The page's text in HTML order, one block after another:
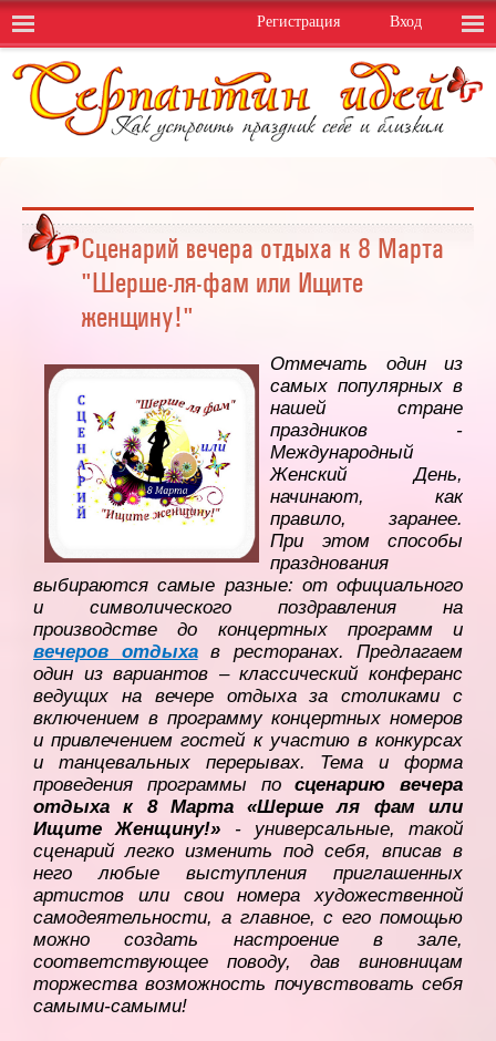
Вход
Регистрация
Сценарий вечера отдыха к 8 Марта
"Шерше-ля-фам или Ищите
женщину!"
Отмечать один из
самых популярных в
нашей стране
праздников -
Международный
Женский День,
начинают, как
правило, заранее.
При этом способы
празднования
выбираются самые разные: от официального
и символического поздравления на
производстве до концертных программ и
вечеров отдыхав ресторанах. Предлагаем
один из вариантов – классический конферанс
ведущих на вечере отдыха за столиками с
включением в программу концертных номеров
и привлечением гостей к участию в конкурсах
и танцевальных перерывах. Тема и форма
проведения программы посценарию вечера
отдыха к 8 Марта «Шерше ля фам или
Ищите Женщину!» - универсальные, такой
сценарий легко изменить под себя, вписав в
него любые выступления приглашенных
артистов или свои номера художественной
самодеятельности, а главное, с его помощью
можно создать настроение в зале,
соответствующее поводу, дав виновницам
торжества возможность почувствовать себя
самыми-самыми!